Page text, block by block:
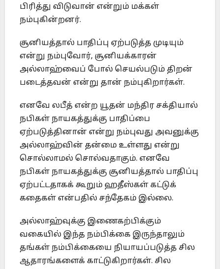
பிரித்து விடுவான் என்றும் மக்கள்
நம்புகின்றனர்.
சூனியத்தால் பாதிப்பு ஏற்படுத்த முடியும்
என்று நம்புவோர், சூனியக்காரன்
அல்லாஹ்வைப் போல் செயல்படும் திறன்
படைத்தவன் என்று தான் நம்புகிறார்கள்.
எனவே லபீத் என்ற யூதன் மந்திர சக்தியால்
நபிகள் நாயகத்துக்கு பாதிப்பை
ஏற்படுத்தினான் என்று நம்புவது அவனுக்கு
அல்லாஹ்வின் தன்மை உள்ளது என்று
சொல்லாமல் சொல்வதாகும். எனவே
நபிகள் நாயகத்துக்கு சூனியத்தால் பாதிப்பு
ஏற்பட்டதாகக் கூறும் ஹதீஸ்கள் கட்டுக்
கதைகள் என்பதில் சந்தேகம் இல்லை.
அல்லாஹ்வுக்கு இணைகற்பிக்கும்
வகையில் இந்த நம்பிக்கை இருந்தாலும்
தங்கள் நம்பிக்கையை நியாயப்படுத்த சில
ஆதாரங்களைக் காட்டுகிறார்கள். சில